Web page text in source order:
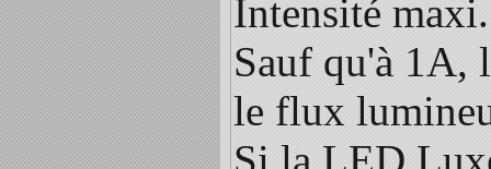
Intensité
Sauf qu'à 1A,
le flux
Si la LED